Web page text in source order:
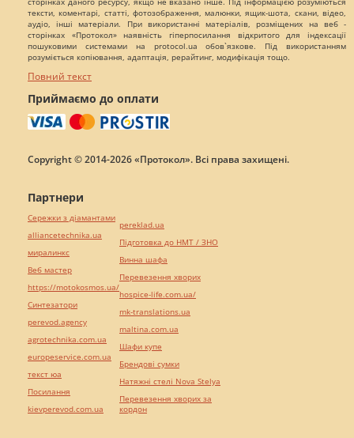
тексти, коментарі, статті, фотозображення, малюнки, ящик-шота, скани, відео,
аудіо, інші матеріали. При використанні матеріалів, розміщених на веб -
сторінках «Протокол» наявність гіперпосилання відкритого для індексації
пошуковими системами на protocol.ua обов`язкове. Під використанням
розуміється копіювання, адаптація, рерайтинг, модифікація тощо.
Повний текст
Приймаємо до оплати
Copyright © 2014-2026 «Протокол». Всі права захищені.
Партнери
Сережки з діамантами
alliancetechnika.ua
миралинкс
Веб мастер
https://motokosmos.ua/
Синтезатори
perevod.agency
agrotechnika.com.ua
europeservice.com.ua
текст юа
Посилання
kievperevod.com.ua
pereklad.ua
Підготовка до НМТ / ЗНО
Винна шафа
Перевезення хворих
hospice-life.com.ua/
mk-translations.ua
maltina.com.ua
Шафи купе
Брендові сумки
Натяжні стелі Nova Stelya
Перевезення хворих за
кордон